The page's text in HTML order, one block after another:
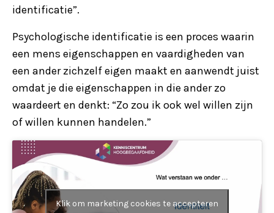
identificatie”.
Psychologische identificatie is een proces waarin
een mens eigenschappen en vaardigheden van
een ander zichzelf eigen maakt en aanwendt juist
omdat je die eigenschappen in die ander zo
waardeert en denkt: “Zo zou ik ook wel willen zijn
of willen kunnen handelen.”
Klik om marketing cookies te accepteren